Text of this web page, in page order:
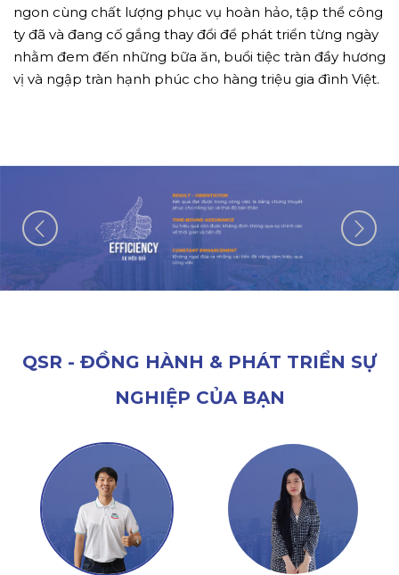
ngon cùng chất lượng phục vụ hoàn hảo, tập thể công
ty đã và đang cố gắng thay đổi để phát triển từng ngày
nhằm đem đến những bữa ăn, buổi tiệc tràn đầy hương
vị và ngập tràn hạnh phúc cho hàng triệu gia đình Việt.
QSR - ĐỒNG HÀNH & PHÁT TRIỂN SỰ
NGHIỆP CỦA BẠN